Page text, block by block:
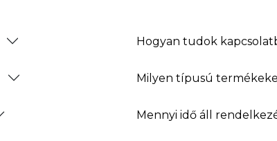
Hogyan tudok
Milyen típusú
Mennyi idő áll